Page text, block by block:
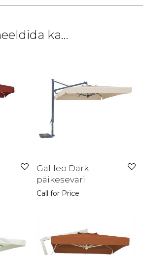
ka…
Galileo Dark
päikesevari
Call for Price